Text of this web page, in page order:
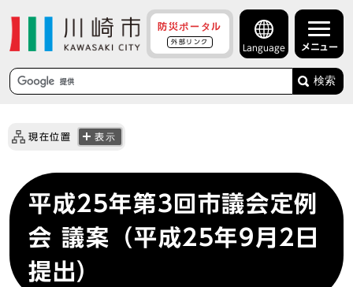
防災ポータル
外部リンク
Language メニュー
検索
現在位置 表示
平成25年第3回市議会定例
会 議案（平成25年9月2日
提出）